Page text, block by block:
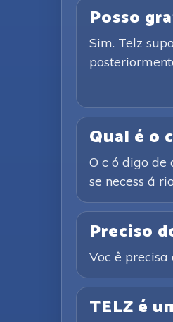
Posso
Sim. Telz
Qual é o
O c ó digo de
se necess á
Preciso
Voc ê
TELZ é